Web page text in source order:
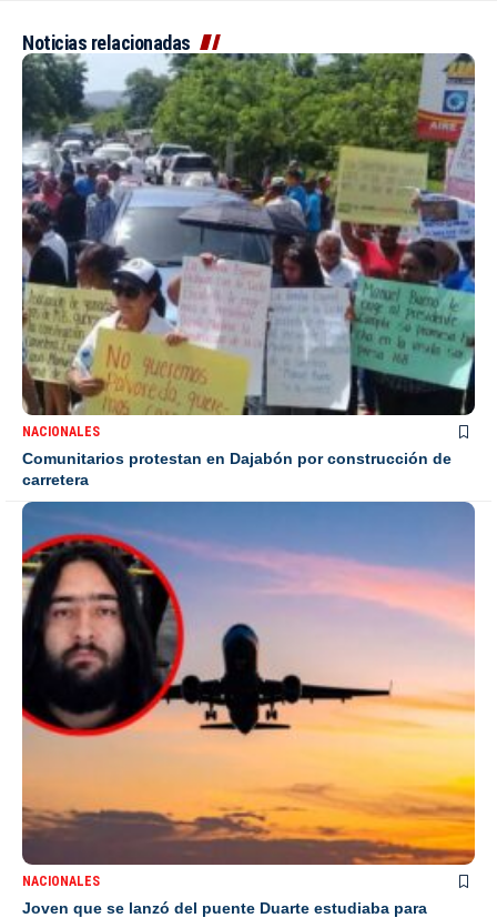
Noticias relacionadas
NACIONALES
Comunitarios protestan en Dajabón por construcción de
carretera
NACIONALES
Joven que se lanzó del puente Duarte estudiaba para